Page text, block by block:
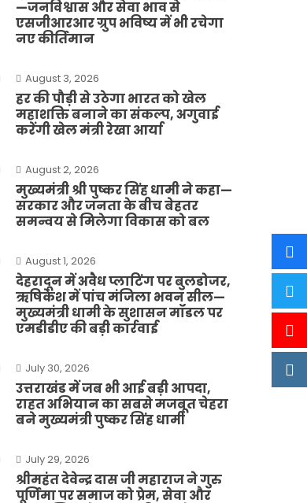
—जनविश्वास और सेवा भाव से
एसजीआरआर ग्रुप भविष्य में भी रचेगा
नए कीर्तिमान
August 3, 2026
हर की पौड़ी से उठेगा भारत को खेल
महाशक्ति बनाने का संकल्प, अगुवाई
करेंगी खेल मंत्री रेखा आर्या
August 2, 2026
मुख्यमंत्री श्री पुष्कर सिंह धामी ने कहा—
सरकार और जनता के बीच बेहतर
समन्वय से मिलेगा विकास को बल
August 1, 2026
देहरादून में अवैध प्लाटिंग पर बुलडोजर,
ऋषिकेश में पांच मंजिला भवन सील—
मुख्यमंत्री धामी के सुशासन मॉडल पर
एमडीडीए की बड़ी कार्रवाई
July 30, 2026
उत्तराखंड में जब भी आई बड़ी आपदा,
राहत अभियान का सबसे मजबूत चेहरा
बने मुख्यमंत्री पुष्कर सिंह धामी
July 29, 2026
श्रीमहंत देवेन्द्र दास जी महाराज ने गुरु
पूर्णिमा पर समाज को प्रेम, सेवा और